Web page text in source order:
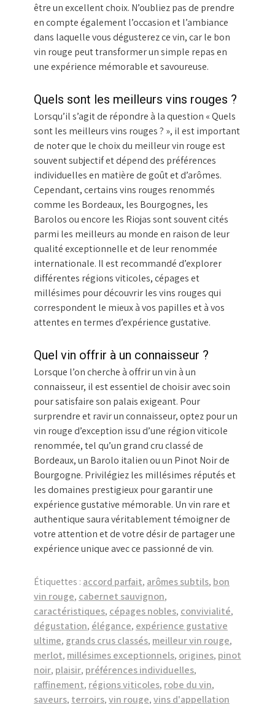
être un excellent choix. N’oubliez pas de prendre
en compte également l’occasion et l’ambiance
dans laquelle vous dégusterez ce vin, car le bon
vin rouge peut transformer un simple repas en
une expérience mémorable et savoureuse.
Quels sont les meilleurs vins rouges ?
Lorsqu’il s’agit de répondre à la question « Quels
sont les meilleurs vins rouges ? », il est important
de noter que le choix du meilleur vin rouge est
souvent subjectif et dépend des préférences
individuelles en matière de goût et d’arômes.
Cependant, certains vins rouges renommés
comme les Bordeaux, les Bourgognes, les
Barolos ou encore les Riojas sont souvent cités
parmi les meilleurs au monde en raison de leur
qualité exceptionnelle et de leur renommée
internationale. Il est recommandé d’explorer
différentes régions viticoles, cépages et
millésimes pour découvrir les vins rouges qui
correspondent le mieux à vos papilles et à vos
attentes en termes d’expérience gustative.
Quel vin offrir à un connaisseur ?
Lorsque l’on cherche à offrir un vin à un
connaisseur, il est essentiel de choisir avec soin
pour satisfaire son palais exigeant. Pour
surprendre et ravir un connaisseur, optez pour un
vin rouge d’exception issu d’une région viticole
renommée, tel qu’un grand cru classé de
Bordeaux, un Barolo italien ou un Pinot Noir de
Bourgogne. Privilégiez les millésimes réputés et
les domaines prestigieux pour garantir une
expérience gustative mémorable. Un vin rare et
authentique saura véritablement témoigner de
votre attention et de votre désir de partager une
expérience unique avec ce passionné de vin.
Étiquettes : accord parfait, arômes subtils, bon
vin rouge, cabernet sauvignon,
caractéristiques, cépages nobles, convivialité,
dégustation, élégance, expérience gustative
ultime, grands crus classés, meilleur vin rouge,
merlot, millésimes exceptionnels, origines, pinot
noir, plaisir, préférences individuelles,
raffinement, régions viticoles, robe du vin,
saveurs, terroirs,vin rouge,vins d'appellation